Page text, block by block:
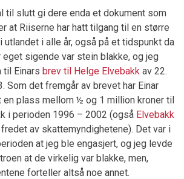
til slutt gi dere enda et dokument som
at Riiserne har hatt tilgang til en større
utlandet i alle år, også på et tidspunkt da
eget sigende var stein blakke, og jeg
til Einars brev til Helge Elvebakk av 22.
Som det fremgår av brevet har Einar
en plass mellom ½ og 1 million kroner til
i perioden 1996 – 2002 (også Elvebakk
av skattemyndighetene). Det var i
at jeg ble engasjert, og jeg levde
at de virkelig var blakke, men,
forteller altså noe annet.